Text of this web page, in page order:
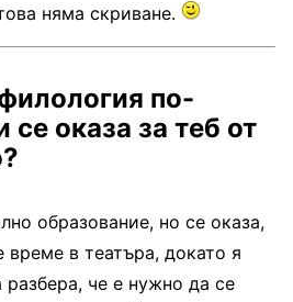
няма скриване.
по-
оказа за теб от
образование, но се оказа,
време в театъра, докато я
че е нужно да се